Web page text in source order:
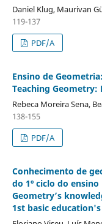
Daniel Klug, Maurivan
119-137
PDF/A
Ensino de
Teaching Geometry:
Rebeca Moreira Sena,
138-155
PDF/A
Conhecimento de
do 1º ciclo do
Geometry’s
1st basic